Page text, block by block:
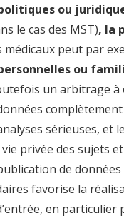
ou
le cas des MST), la
peut par
ou
un arbitrage
sérieuses, et
privée des sujets
de
favorise la
en particulier